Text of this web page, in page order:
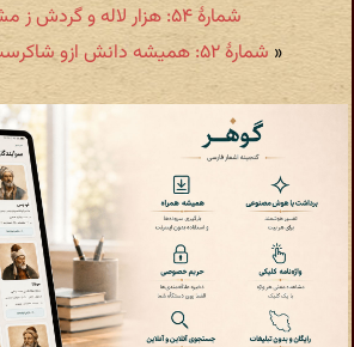
شمارهٔ ۵۴: هزار لاله و گردش ز مشک لاله هزار
« شمارهٔ ۵۲: همیشه دانش ازو شاکرست و زر بگله